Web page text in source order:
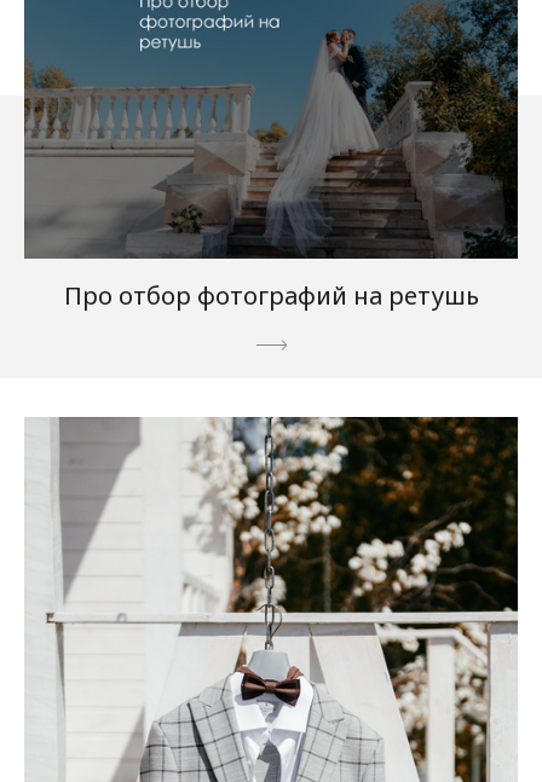
Про отбор фотографий на ретушь